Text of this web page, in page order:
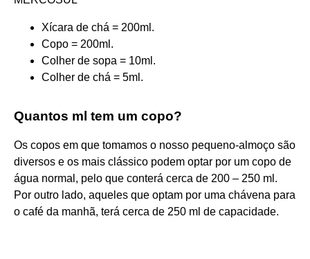
Xícara de chá = 200ml.
Copo = 200ml.
Colher de sopa = 10ml.
Colher de chá = 5ml.
Quantos ml tem um copo?
Os copos em que tomamos o nosso pequeno-almoço são
diversos e os mais clássico podem optar por um copo de
água normal, pelo que conterá cerca de 200 – 250 ml.
Por outro lado, aqueles que optam por uma chávena para
o café da manhã, terá cerca de 250 ml de capacidade.